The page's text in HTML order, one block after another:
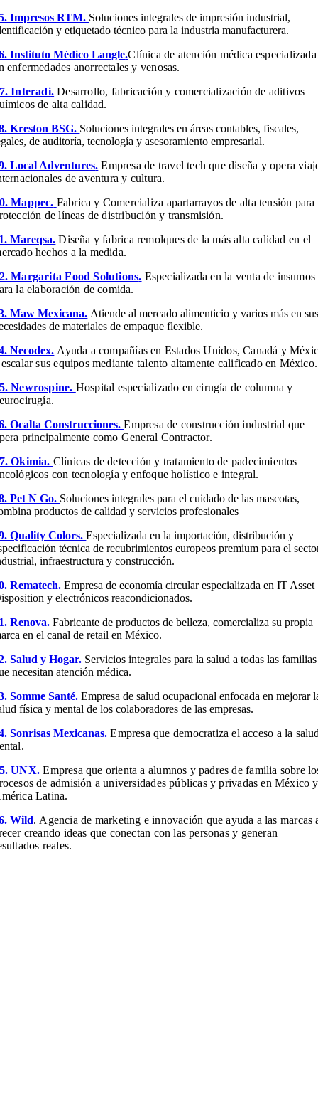
Impresos RTM. Soluciones integrales de impresión industrial,
y etiquetado técnico para la industria manufacturera.
Instituto Médico Langle.Clínica de atención médica especializada
enfermedades anorrectales y venosas.
Interadi. Desarrollo, fabricación y comercialización de aditivos
de alta calidad.
Kreston BSG. Soluciones integrales en áreas contables, fiscales,
de auditoría, tecnología y asesoramiento empresarial.
Local Adventures. Empresa de travel tech que diseña y opera
de aventura y cultura.
Mappec. Fabrica y Comercializa apartarrayos de alta tensión para
de líneas de distribución y transmisión.
Mareqsa. Diseña y fabrica remolques de la más alta calidad en el
hechos a la medida.
Margarita Food Solutions. Especializada en la venta de insumos
la elaboración de comida.
Maw Mexicana. Atiende al mercado alimenticio y varios más en
de materiales de empaque flexible.
Necodex. Ayuda a compañías en Estados Unidos, Canadá y
sus equipos mediante talento altamente calificado en México.
Newrospine. Hospital especializado en cirugía de columna y
Ocalta Construcciones.Empresa de construcción industrial que
principalmente como General Contractor.
Okimia. Clínicas de detección y tratamiento de padecimientos
con tecnología y enfoque holístico e integral.
Pet N Go. Soluciones integrales para el cuidado de las mascotas,
productos de calidad y servicios profesionales
Quality Colors.Especializada en la importación, distribución y
técnica de recubrimientos europeos premium para el
infraestructura y construcción.
Rematech. Empresa de economía circular especializada en IT Asset
y electrónicos reacondicionados.
Renova. Fabricante de productos de belleza, comercializa su propia
en el canal de retail en México.
Salud y Hogar. Servicios integrales para la salud a todas las familias
necesitan atención médica.
Somme Santé. Empresa de salud ocupacional enfocada en mejorar
física y mental de los colaboradores de las empresas.
Sonrisas Mexicanas.Empresa que democratiza el acceso a la
UNX. Empresa que orienta a alumnos y padres de familia sobre
de admisión a universidades públicas y privadas en México y
Latina.
Wild. Agencia de marketing e innovación que ayuda a las marcas
creando ideas que conectan con las personas y generan
reales.